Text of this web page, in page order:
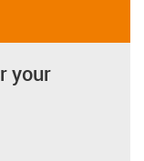
your